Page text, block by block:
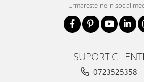
Urmareste-ne in social
SUPORT CLIENTI
0723525358